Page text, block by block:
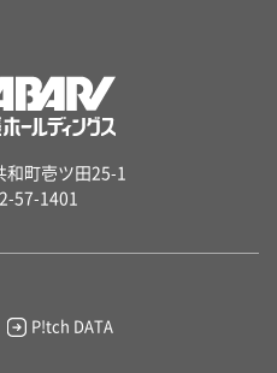
和町壱ツ田25-1
57-1401
P!tch DATA